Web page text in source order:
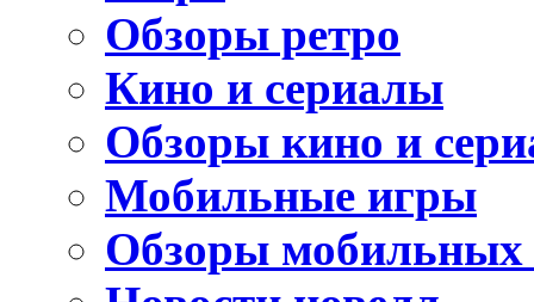
Обзоры ретро
Кино и сериалы
Обзоры кино и
Мобильные игры
Обзоры мобильных